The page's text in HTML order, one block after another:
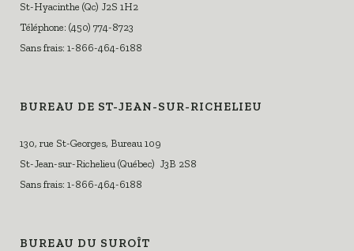
St-Hyacinthe (Qc) J2S 1H2
Téléphone: (450) 774-8723
Sans frais: 1-866-464-6188
BUREAU DE ST-JEAN-SUR-RICHELIEU
130, rue St-Georges, Bureau 109
St-Jean-sur-Richelieu (Québec) J3B 2S8
Sans frais: 1-866-464-6188
BUREAU DU SUROÎT